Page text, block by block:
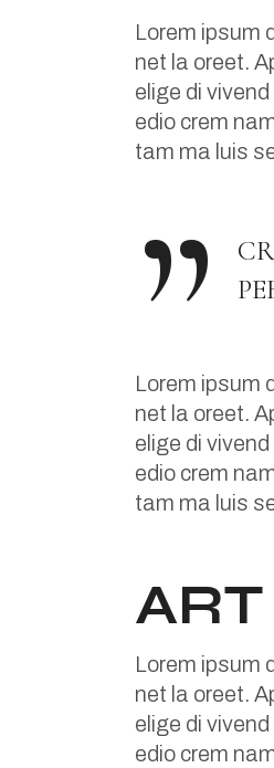
Lorem ipsum
net la oreet.
elige di
edio crem
tam ma luis
Lorem ipsum
net la oreet.
elige di
edio crem
tam ma luis
Lorem ipsum
net la oreet.
elige di
edio crem